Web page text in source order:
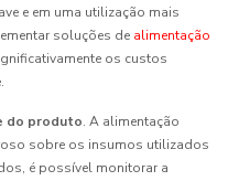
e em uma utilização mais
soluções de alimentação
os custos
do produto. A alimentação
sobre os insumos utilizados
é possível monitorar a